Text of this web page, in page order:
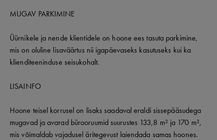
MUGAV PARKIMINE
Üürnikele ja nende klientidele on hoone ees tasuta parkimine,
mis on oluline lisaväärtus nii igapäevaseks kasutuseks kui ka
klienditeeninduse seisukohalt.
LISAINFO
Hoone teisel korrusel on lisaks saadaval eraldi sissepääsudega
mugavad ja avarad bürooruumid suurustes 133,8 m² ja 170 m²,
mis võimaldab vajadusel äritegevust laiendada samas hoones.